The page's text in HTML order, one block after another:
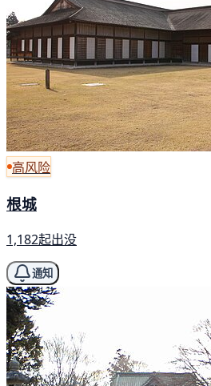
高风险
根城
1,182起出没
通知